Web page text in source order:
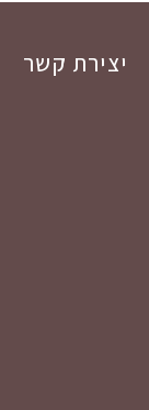
יצירת קשר